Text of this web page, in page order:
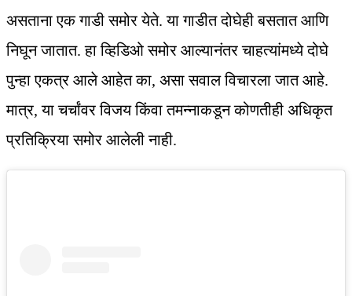
असताना एक गाडी समोर येते. या गाडीत दोघेही बसतात आणि
निघून जातात. हा व्हिडिओ समोर आल्यानंतर चाहत्यांमध्ये दोघे
पुन्हा एकत्र आले आहेत का, असा सवाल विचारला जात आहे.
मात्र, या चर्चांवर विजय किंवा तमन्नाकडून कोणतीही अधिकृत
प्रतिक्रिया समोर आलेली नाही.